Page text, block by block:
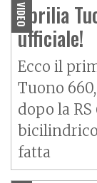
VIDEO
Aprilia
ufficiale!
Ecco il
Tuono
dopo la
bicilindrico
fatta